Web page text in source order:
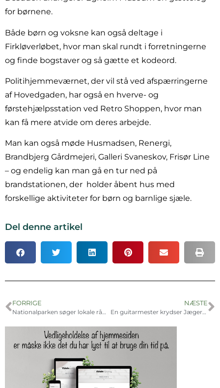
for børnene.
Både børn og voksne kan også deltage i
Firkløverløbet, hvor man skal rundt i forretningerne
og finde bogstaver og så gætte et kodeord.
Politihjemmeværnet, der vil stå ved afspærringerne
af Hovedgaden, har også en hverve- og
førstehjælpsstation ved Retro Shoppen, hvor man
kan få mere atvide om deres arbejde.
Man kan også møde Husmadsen, Renergi,
Brandbjerg Gårdmejeri, Galleri Svaneskov, Frisør Line
– og endelig kan man gå en tur ned på
brandstationen, der holder åbent hus med
forskellige aktiviteter for børn og barnlige sjæle.
Del denne artikel
FORRIGE
Nationalparken søger lokale rådskandidater
NÆSTE
En guitarmester krydser Jægerspris